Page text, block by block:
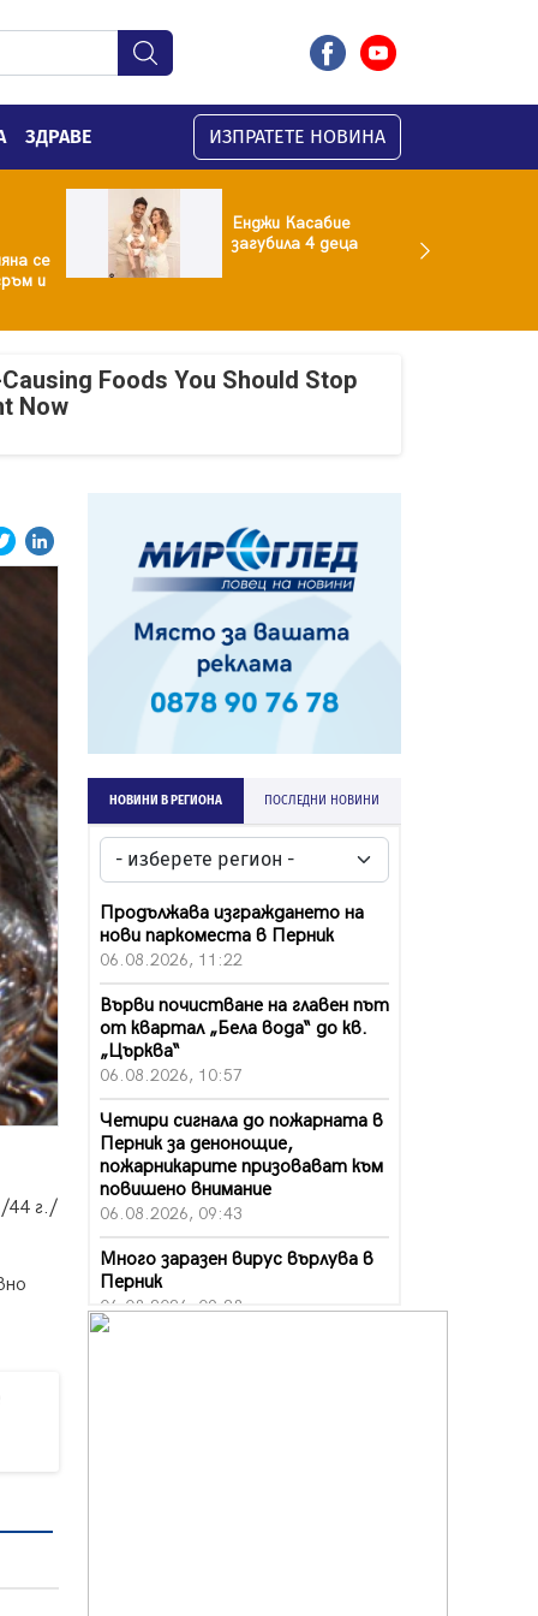
ЗДРАВЕ ИЗПРАТЕТЕ НОВИНА
се
и
Енджи Касабие
загубила 4 деца
Foods You Should Stop
Now
44 г./
НОВИНИ В РЕГИОНА ПОСЛЕДНИ НОВИНИ
Продължава изграждането на
нови паркоместа в Перник
06.08.2026, 11:22
Върви почистване на главен път
от квартал „Бела вода“ до кв.
„Църква“
06.08.2026, 10:57
Четири сигнала до пожарната в
Перник за денонощие,
пожарникарите призовават към
повишено внимание
06.08.2026, 09:43
Много заразен вирус върлува в
Перник
06.08.2026, 09:28